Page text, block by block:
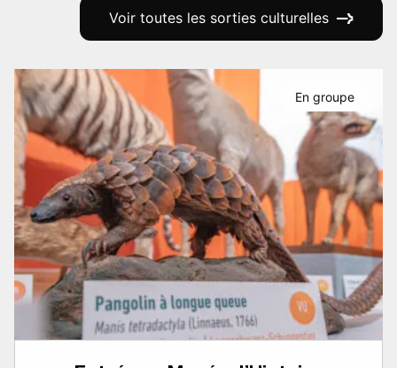
Voir toutes les sorties culturelles
En groupe